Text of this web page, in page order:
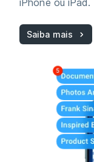
Saiba mais